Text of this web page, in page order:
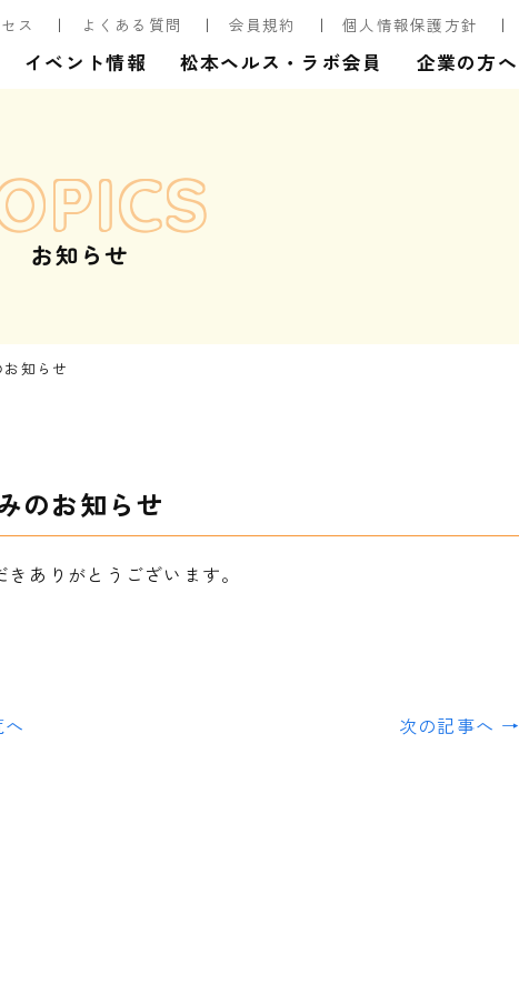
ス よくある質問 会員規約 個人情報保護方針
イベント情報 松本ヘルス・ラボ会員 企業の方へ
お知らせ
知らせ
のお知らせ
ありがとうございます。
次の記事へ →